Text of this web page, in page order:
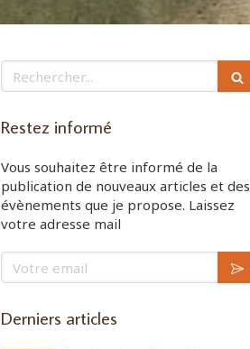
Rechercher
Restez informé
Vous souhaitez être informé de la
publication de nouveaux articles et des
évènements que je propose. Laissez
votre adresse mail
Votre email
Derniers articles